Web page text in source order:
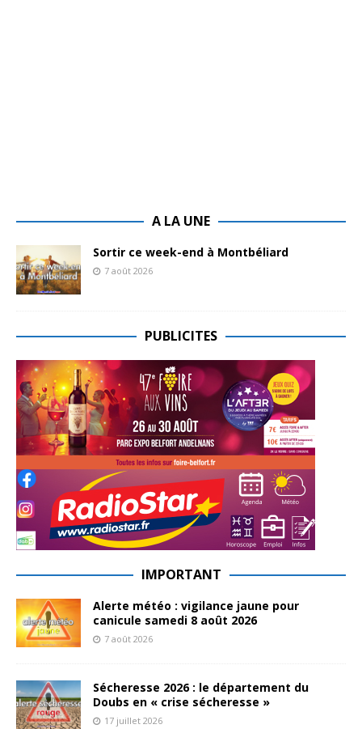
A LA UNE
Sortir ce week-end à Montbéliard
7 août 2026
PUBLICITES
IMPORTANT
Alerte météo : vigilance jaune pour
canicule samedi 8 août 2026
7 août 2026
Sécheresse 2026 : le département du
Doubs en « crise sécheresse »
17 juillet 2026